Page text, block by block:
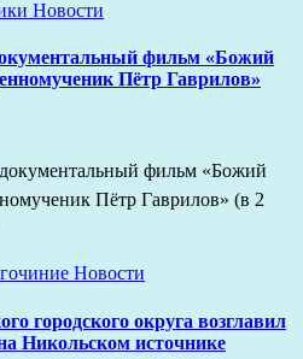
Новости
фильм «Божий
Пётр Гаврилов»
фильм «Божий
Пётр Гаврилов» (в 2
Новости
городского округа возглавил
Никольском источнике